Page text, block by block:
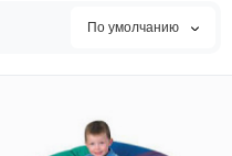
По умолчанию